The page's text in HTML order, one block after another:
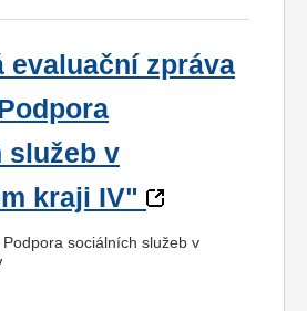
evaluační zpráva
služeb v
kraji IV"
sociálních služeb v